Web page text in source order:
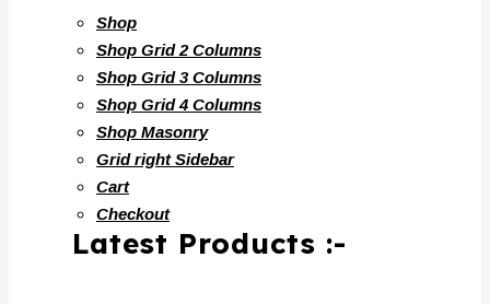
Shop
Shop Grid 2 Columns
Shop Grid 3 Columns
Shop Grid 4 Columns
Shop Masonry
Grid right Sidebar
Cart
Checkout
Latest Products :-